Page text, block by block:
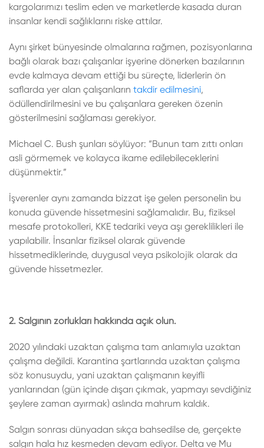
kargolarımızı teslim eden ve marketlerde kasada duran
insanlar kendi sağlıklarını riske attılar.
Aynı şirket bünyesinde olmalarına rağmen, pozisyonlarına
bağlı olarak bazı çalışanlar işyerine dönerken bazılarının
evde kalmaya devam ettiği bu süreçte, liderlerin ön
saflarda yer alan çalışanların takdir edilmesini,
ödüllendirilmesini ve bu çalışanlara gereken özenin
gösterilmesini sağlaması gerekiyor.
Michael C. Bush şunları söylüyor: “Bunun tam zıttı onları
asli görmemek ve kolayca ikame edilebileceklerini
düşünmektir.”
İşverenler aynı zamanda bizzat işe gelen personelin bu
konuda güvende hissetmesini sağlamalıdır. Bu, fiziksel
mesafe protokolleri, KKE tedariki veya aşı gereklilikleri ile
yapılabilir. İnsanlar fiziksel olarak güvende
hissetmediklerinde, duygusal veya psikolojik olarak da
güvende hissetmezler.
2. Salgının zorlukları hakkında açık olun.
2020 yılındaki uzaktan çalışma tam anlamıyla uzaktan
çalışma değildi. Karantina şartlarında uzaktan çalışma
söz konusuydu, yani uzaktan çalışmanın keyifli
yanlarından (gün içinde dışarı çıkmak, yapmayı sevdiğiniz
şeylere zaman ayırmak) aslında mahrum kaldık.
Salgın sonrası dünyadan sıkça bahsedilse de, gerçekte
salgın hala hız kesmeden devam ediyor. Delta ve Mu